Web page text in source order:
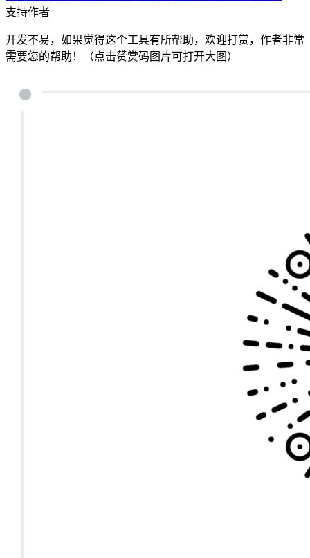
支持作者
开发不易，如果觉得这个工具有所帮助，欢迎打赏，作者非常
需要您的帮助！（点击赞赏码图片可打开大图）